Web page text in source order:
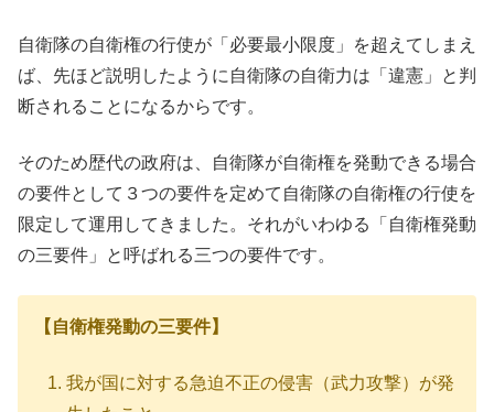
自衛隊の自衛権の行使が「必要最小限度」を超えてしまえ
ば、先ほど説明したように自衛隊の自衛力は「違憲」と判
断されることになるからです。
そのため歴代の政府は、自衛隊が自衛権を発動できる場合
の要件として３つの要件を定めて自衛隊の自衛権の行使を
限定して運用してきました。それがいわゆる「自衛権発動
の三要件」と呼ばれる三つの要件です。
【自衛権発動の三要件】
我が国に対する急迫不正の侵害（武力攻撃）が発